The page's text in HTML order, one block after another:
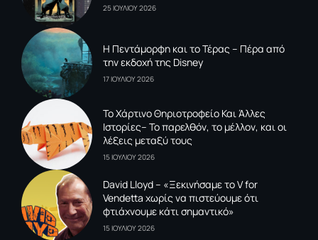
25 ΙΟΥΛΙΟΥ 2026
Η Πεντάμορφη και το Τέρας – Πέρα από
την εκδοχή της Disney
17 ΙΟΥΛΙΟΥ 2026
To Xάρτινο Θηριοτροφείο Και Άλλες
Ιστορίες– Το παρελθόν, το μέλλον, και οι
λέξεις μεταξύ τους
15 ΙΟΥΛΙΟΥ 2026
David Lloyd – «Ξεκινήσαμε το V for
Vendetta χωρίς να πιστεύουμε ότι
φτιάχνουμε κάτι σημαντικό»
15 ΙΟΥΛΙΟΥ 2026